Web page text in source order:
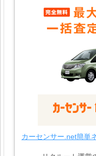
カーセンサー.net簡単